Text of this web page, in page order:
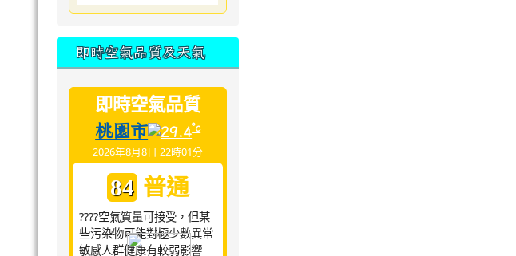
即時空氣品質及天氣
即時空氣品質
桃園市 29.4°c
2026年8月8日 22時01分
84 普通
????空氣質量可接受，但某
些污染物可能對極少數異常
敏感人群健康有較弱影響